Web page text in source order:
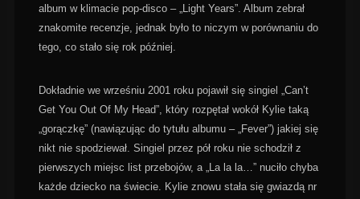
album w klimacie pop-disco – „Light Years”. Album zebrał
znakomite recenzje, jednak było to niczym w porównaniu do
tego, co stało się rok później.
Dokładnie we wrześniu 2001 roku pojawił się singiel „Can’t
Get You Out Of My Head”, który rozpętał wokół Kylie taką
„gorączkę” (nawiązując do tytułu albumu – „Fever”) jakiej się
nikt nie spodziewał. Singiel przez pół roku nie schodził z
pierwszych miejsc list przebojów, a „La la la…” nuciło chyba
każde dziecko na świecie. Kylie znowu stała się gwiazdą nr